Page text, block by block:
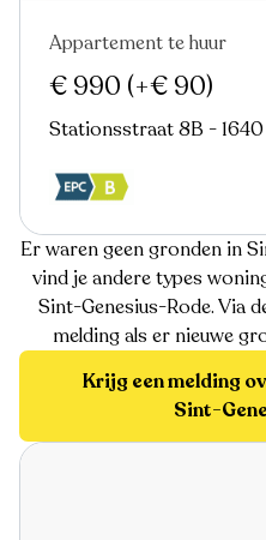
Appartement te huur
€ 990 (+€ 90)
Stationsstraat 8B -
Er waren geen gronden in
vind je andere types
Sint-Genesius-Rode. Via
melding als er nieuwe
Krijg een melding
Sint-